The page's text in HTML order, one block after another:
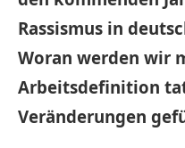
Rassismus in
Woran werden wir
Arbeitsdefinition
Veränderungen